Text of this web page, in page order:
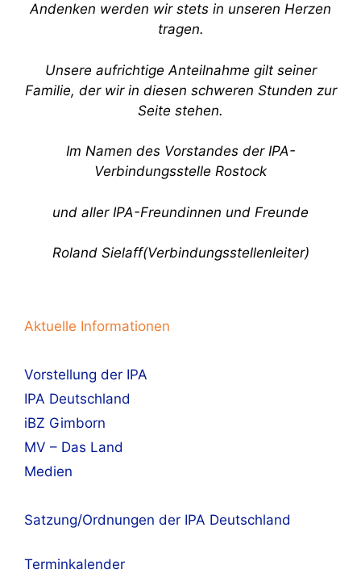
Andenken werden wir stets in unseren Herzen
tragen.
Unsere aufrichtige Anteilnahme gilt seiner
Familie, der wir in diesen schweren Stunden zur
Seite stehen.
Im Namen des Vorstandes der IPA-
Verbindungsstelle Rostock
und aller IPA-Freundinnen und Freunde
Roland Sielaff(Verbindungsstellenleiter)
Aktuelle Informationen
Vorstellung der IPA
IPA Deutschland
iBZ Gimborn
MV – Das Land
Medien
Satzung/Ordnungen der IPA Deutschland
Terminkalender